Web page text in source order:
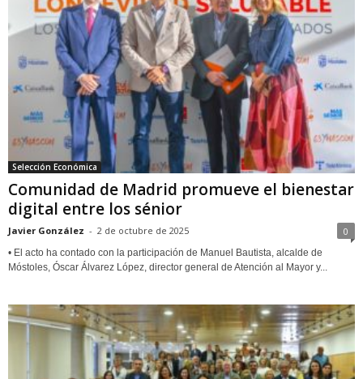
Selección Económica
Comunidad de Madrid promueve el bienestar
digital entre los sénior
Javier González - 2 de octubre de 2025 0
• El acto ha contado con la participación de Manuel Bautista, alcalde de
Móstoles, Óscar Álvarez López, director general de Atención al Mayor y...